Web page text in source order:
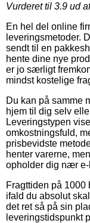
Vurderet til 3.9 ud
En hel del online
leveringsmetoder.
sendt til en
hente dine nye
er jo særligt
mindst kostelige
Du kan på samme
hjem til dig selv
Leveringstypen
omkostningsfuld,
prisbevidste
henter varerne,
opholder dig nær e-
Fragttiden på 1000
ifald du absolut
det ret så på sin
leveringstidspunkt